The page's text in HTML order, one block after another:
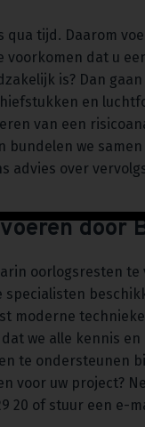
qua tijd. Daarom
dat u
is? Dan gaan
en
van een
bundelen we
advies over
door
oorlogsresten
specialisten
moderne
we alle kennis
te ondersteunen
voor uw project?
20 of stuur een e-